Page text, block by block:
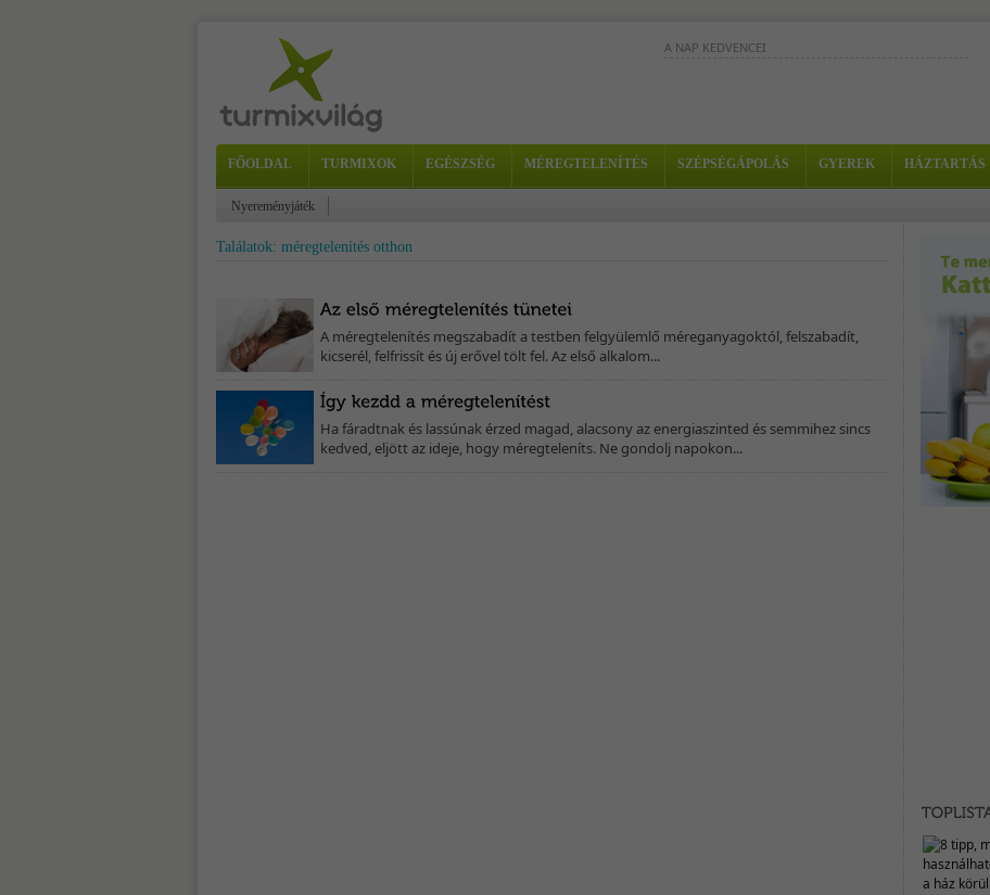
A NAP KEDVENCEI
Kitűnő reggeli ébresztő ital,
amely azokon a bizonyos
fejfájós "másnapokon" is jól
Hozzávalók: - 2 alma - 1/2 sárgadinnye -...
FŐOLDAL TURMIXOK EGÉSZSÉG MÉREGTELENÍTÉS SZÉPSÉGÁPOLÁS GYEREK HÁZTARTÁS
Nyereményjáték
Találatok: méregtelenítés otthon
A méregtelenítés megszabadít a testben felgyülemlő méreganyagoktól, felszabadít,
kicserél, felfrissít és új erővel tölt fel. Az első alkalom...
Ha fáradtnak és lassúnak érzed magad, alacsony az energiaszinted és semmihez sincs
kedved, eljött az ideje, hogy méregteleníts. Ne gondolj napokon...